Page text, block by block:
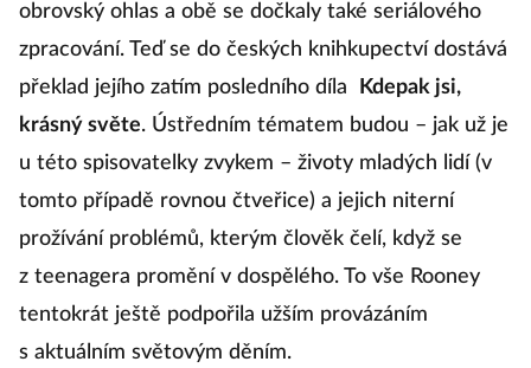
obrovský ohlas a obě se dočkaly také seriálového
zpracování. Teď se do českých knihkupectví dostává
překlad jejího zatím posledního díla
Kdepak jsi,
krásný světe. Ústředním tématem budou – jak už je
u této spisovatelky zvykem – životy mladých lidí (v
tomto případě rovnou čtveřice) a jejich niterní
prožívání problémů, kterým člověk čelí, když se
z teenagera promění v dospělého. To vše Rooney
tentokrát ještě podpořila užším provázáním
s aktuálním světovým děním.